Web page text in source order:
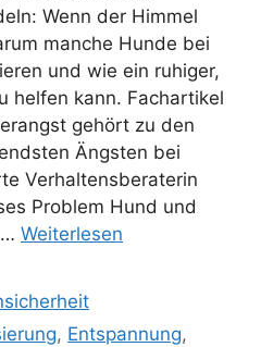
Wenn der Himmel
manche Hunde bei
und wie ein ruhiger,
helfen kann. Fachartikel
gehört zu den
Ängsten bei
Verhaltensberaterin
Problem Hund und
Weiterlesen
, Entspannung,